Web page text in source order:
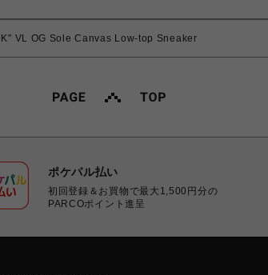
VL OG Sole Canvas Low-top Sneaker
ポケパル払い
初回登録＆お買物で最大1,500円分の
PARCOポイント進呈